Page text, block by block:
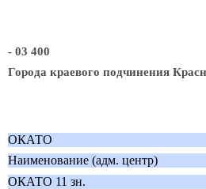
- 03 400
Города краевого подчинения
ОКАТО
Наименование (адм. центр)
ОКАТО 11 зн.